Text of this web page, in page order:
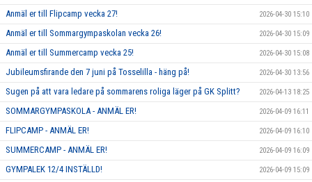
Anmäl er till Flipcamp vecka 27! 2026-04-30 15:10
Anmäl er till Sommargympaskolan vecka 26! 2026-04-30 15:09
Anmäl er till Summercamp vecka 25! 2026-04-30 15:08
Jubileumsfirande den 7 juni på Tosselilla - häng på! 2026-04-30 13:56
Sugen på att vara ledare på sommarens roliga läger på GK Splitt? 2026-04-13 18:25
SOMMARGYMPASKOLA - ANMÄL ER! 2026-04-09 16:11
FLIPCAMP - ANMÄL ER! 2026-04-09 16:10
SUMMERCAMP - ANMÄL ER! 2026-04-09 16:09
GYMPALEK 12/4 INSTÄLLD! 2026-04-09 15:09